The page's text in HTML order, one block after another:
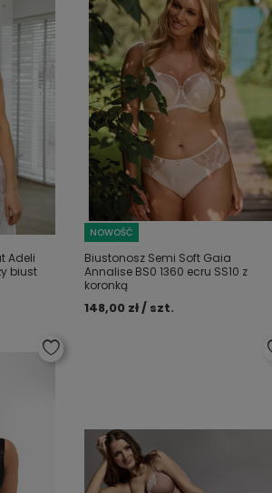
Adeli
biust
NOWOŚĆ
Biustonosz Semi Soft Gaia
Annalise BS0 1360 ecru SS10 z
koronką
148,00 zł / szt.